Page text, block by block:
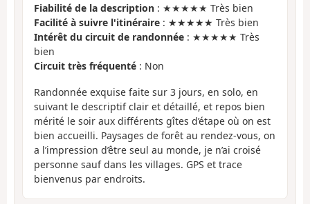
Fiabilité de la description : ★★★★★ Très bien
Facilité à suivre l'itinéraire : ★★★★★ Très bien
Intérêt du circuit de randonnée : ★★★★★ Très
bien
Circuit très fréquenté : Non
Randonnée exquise faite sur 3 jours, en solo, en
suivant le descriptif clair et détaillé, et repos bien
mérité le soir aux différents gîtes d’étape où on est
bien accueilli. Paysages de forêt au rendez-vous, on
a l’impression d’être seul au monde, je n’ai croisé
personne sauf dans les villages. GPS et trace
bienvenus par endroits.